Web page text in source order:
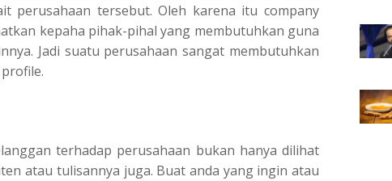
perusahaan tersebut. Oleh karena itu company
kepaha pihak-pihal yang membutuhkan guna
Jadi suatu perusahaan sangat membutuhkan
terhadap perusahaan bukan hanya dilihat
atau tulisannya juga. Buat anda yang ingin atau